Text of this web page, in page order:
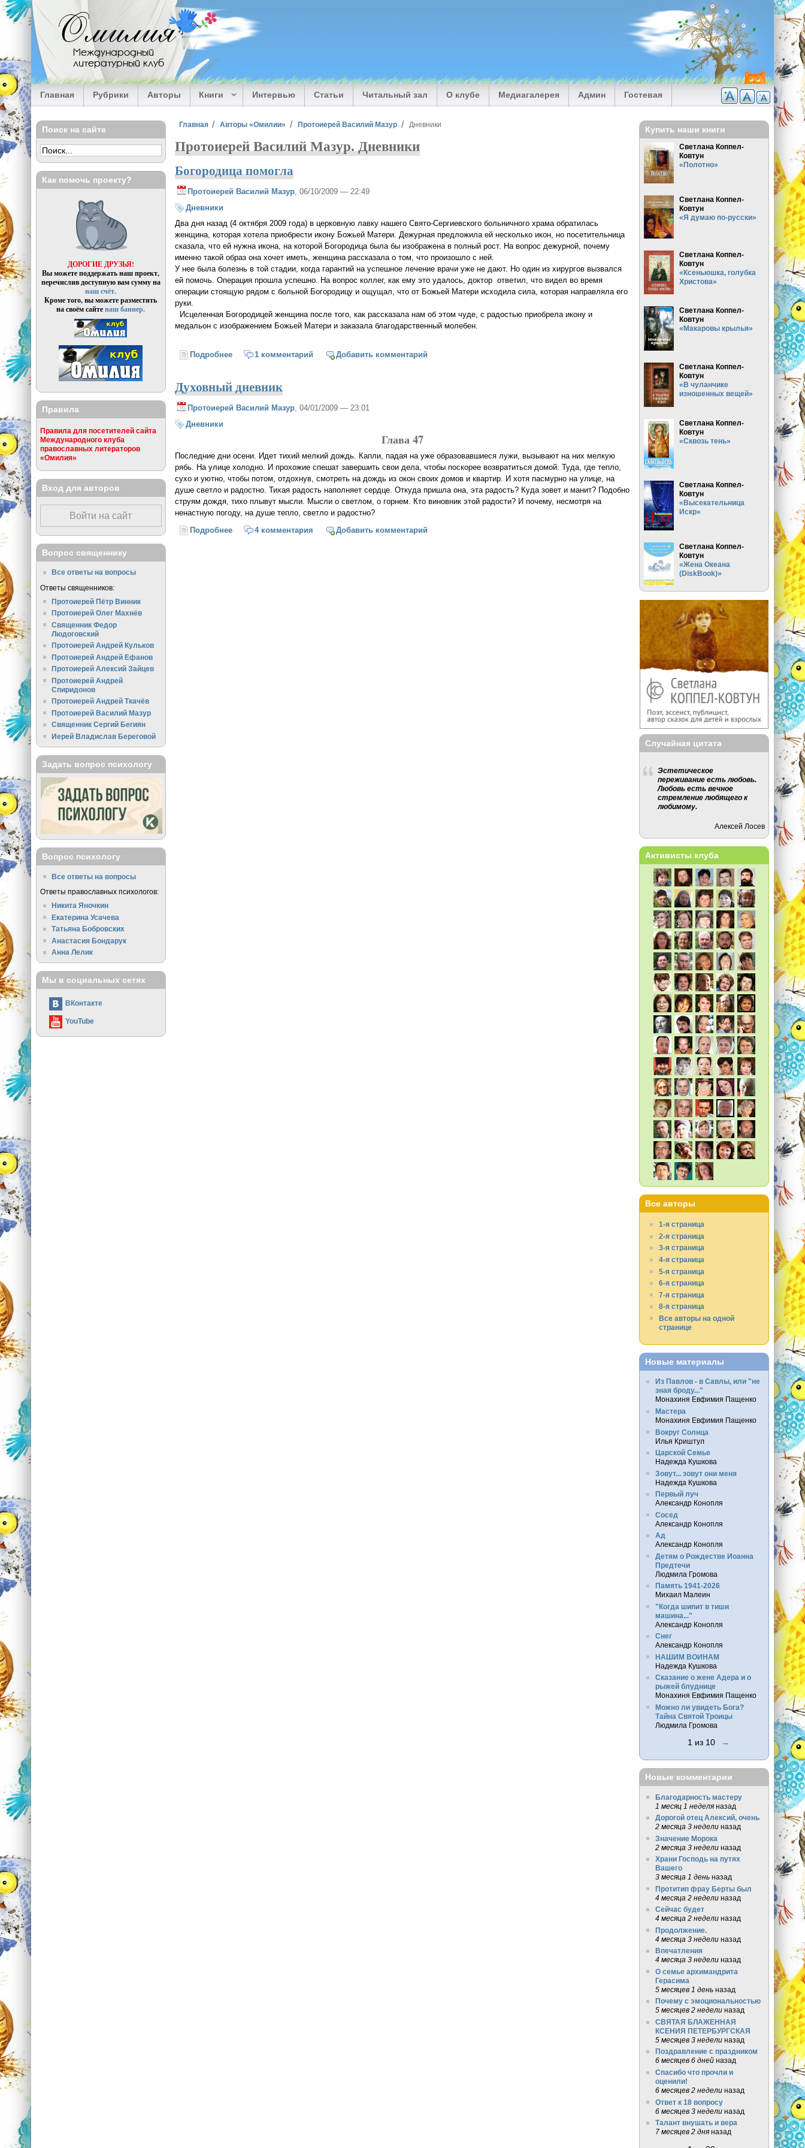
Перейти к основному содержанию
Омилия
Международный
литературный клуб
Главная Рубрики Авторы Книги Интервью Статьи Читальный зал О клубе Медиагалерея Админ Гостевая
Вы здесь
Главная Авторы «Омилии» Протоиерей Василий Мазур Дневники
Протоиерей Василий Мазур. Дневники
Богородица помогла
Протоиерей Василий Мазур , 06/10/2009 — 22:49
Дневники
Два дня назад (4 октября 2009 года) в церковную лавку нашего Свято-Сергиевского больничного храма обратилась
женщина, которая хотела приобрести икону Божьей Матери. Дежурная предложила ей несколько икон, но посетительница
сказала, что ей нужна икона, на которой Богородица была бы изображена в полный рост. На вопрос дежурной, почему
именно такой образ она хочет иметь, женщина рассказала о том, что произошло с ней.
У нее была болезнь в той стадии, когда гарантий на успешное лечение врачи уже не дают. Но один из хирургов вызвался
ей помочь. Операция прошла успешно. На вопрос коллег, как ему это удалось, доктор ответил, что видел во время
операции стоящую рядом с больной Богородицу и ощущал, что от Божьей Матери исходила сила, которая направляла его
руки.
Исцеленная Богородицей женщина после того, как рассказала нам об этом чуде, с радостью приобрела икону и
медальон с изображением Божьей Матери и заказала благодарственный молебен.
Подробнеео Богородица помогла
1 комментарий Добавить комментарий
Духовный дневник
Протоиерей Василий Мазур , 04/01/2009 — 23:01
Дневники
Глава 47
Последние дни осени. Идет тихий мелкий дождь. Капли, падая на уже образовавшиеся лужи, вызывают на них мелкую
рябь. На улице холодно. И прохожие спешат завершить свои дела, чтобы поскорее возвратиться домой. Туда, где тепло,
сухо и уютно, чтобы потом, отдохнув, смотреть на дождь из окон своих домов и квартир. И хотя пасмурно на улице, на
душе светло и радостно. Тихая радость наполняет сердце. Откуда при­шла она, эта радость? Куда зовет и манит? Подобно
струям дождя, тихо плывут мысли. Мысли о светлом, о горнем. Кто виновник этой радости? И почему, несмотря на
ненастную погоду, на душе тепло, свет­ло и радостно?
Подробнеео Духовный дневник
4 комментария Добавить комментарий
Поиск на сайте
Как помочь проекту?
ДОРОГИЕ ДРУЗЬЯ!
Вы можете поддержать наш проект,
перечислив доступную вам сумму на
наш счёт.
Кроме того, вы можете разместить
на своём сайтенаш баннер.
Правила
Правила для посетителей сайта
Международного клуба
православных литераторов
«Омилия»
Вход для авторов
Войти на сайт
Вопрос священнику
Все ответы на вопросы
Ответы священников:
Протоиерей Пётр Винник
Протоиерей Олег Махнёв
Священник Федор
Людоговский
Протоиерей Андрей Кульков
Протоиерей Андрей Ефанов
Протоиерей Алексий Зайцев
Протоиерей Андрей
Спиридонов
Протоиерей Андрей Ткачёв
Протоиерей Василий Мазур
Священник Сергий Бегиян
Иерей Владислав Береговой
Задать вопрос психологу
Вопрос психологу
Все ответы на вопросы
Ответы православных психологов:
Никита Яночкин
Екатерина Усачева
Татьяна Бобровских
Анастасия Бондарук
Анна Лелик
Мы в социальных сетях
ВКонтакте
YouTube
Купить наши книги
Светлана Коппел-
Ковтун
«Полотно»
Светлана Коппел-
Ковтун
«Я думаю по-русски»
Светлана Коппел-
Ковтун
«Ксеньюшка, голубка
Христова»
Светлана Коппел-
Ковтун
«Макаровы крылья»
Светлана Коппел-
Ковтун
«В чуланчике
изношенных вещей»
Светлана Коппел-
Ковтун
«Сквозь тень»
Светлана Коппел-
Ковтун
«Высекательница
Искр»
Светлана Коппел-
Ковтун
«Жена Океана
(DiskBook)»
Случайная цитата
Эстетическое
переживание есть любовь.
Любовь есть вечное
стремление любящего к
любимому.
Алексей Лосев
Активисты клуба
Все авторы
1-я страница
2-я страница
3-я страница
4-я страница
5-я страница
6-я страница
7-я страница
8-я страница
Все авторы на одной
странице
Новые материалы
Из Павлов - в Савлы, или "не
зная броду..."
Монахиня Евфимия Пащенко
Мастера
Монахиня Евфимия Пащенко
Вокруг Солнца
Илья Криштул
Царской Семье
Надежда Кушкова
Зовут... зовут они меня
Надежда Кушкова
Первый луч
Александр Конопля
Сосед
Александр Конопля
Ад
Александр Конопля
Детям о Рождестве Иоанна
Предтечи
Людмила Громова
Память 1941-2026
Михаил Малеин
"Когда шипит в тиши
машина..."
Александр Конопля
Снег
Александр Конопля
НАШИМ ВОИНАМ
Надежда Кушкова
Сказание о жене Адера и о
рыжей блуднице
Монахиня Евфимия Пащенко
Можно ли увидеть Бога?
Тайна Святой Троицы
Людмила Громова
1 из 10 →
Новые комментарии
Благодарность мастеру
1 месяц 1 неделяназад
Дорогой отец Алексий, очень
2 месяца 3 неделиназад
Значение Морока
2 месяца 3 неделиназад
Храни Господь на путях
Вашего
3 месяца 1 деньназад
Протитип фрау Берты был
4 месяца 2 неделиназад
Сейчас будет
4 месяца 2 неделиназад
Продолжение.
4 месяца 3 неделиназад
Впечатления
4 месяца 3 неделиназад
О семье архимандрита
Герасима
5 месяцев 1 деньназад
Почему с эмоциональностью
5 месяцев 2 неделиназад
СВЯТАЯ БЛАЖЕННАЯ
КСЕНИЯ ПЕТЕРБУРГСКАЯ
5 месяцев 3 неделиназад
Поздравление с праздником
6 месяцев 6 днейназад
Спасибо что прочли и
оценили!
6 месяцев 2 неделиназад
Ответ к 18 вопросу
6 месяцев 3 неделиназад
Талант внушать и вера
7 месяцев 2 дняназад